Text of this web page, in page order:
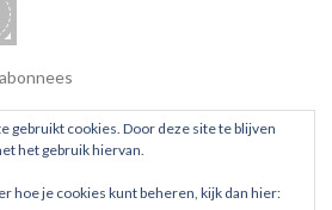
gebruikt cookies. Door deze site te blijven
het gebruik hiervan.
hoe je cookies kunt beheren, kijk dan hier: